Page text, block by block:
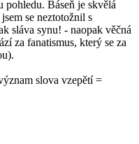
Báseň je skvělá
se neztotožnil s
sláva synu! - naopak věčná
za fanatismus, který se za
slova vzepětí =